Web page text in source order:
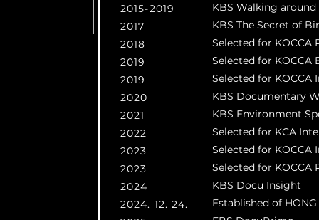
2015-2019
2017
2018
2019
2019
2020
2021
2022
2023
2023
2024
2024. 12. 24.
KBS Walking
KBS The Secret of
Selected for
Selected for
Selected for
KBS Documentary
KBS Environment
Selected for KCA
Selected for
Selected for
KBS Docu Insight
Established of HONG